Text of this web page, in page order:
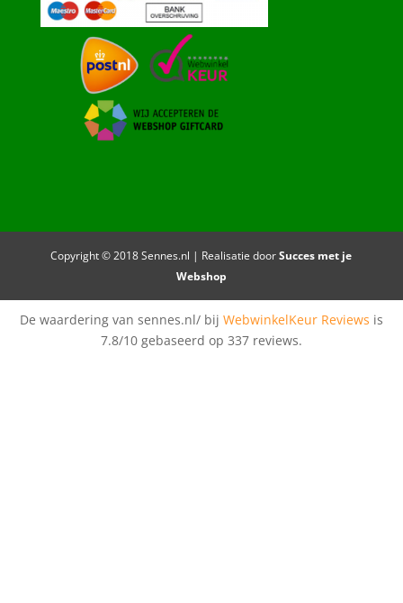
Copyright © 2018 Sennes.nl | Realisatie doorSucces met je
Webshop
De waardering van sennes.nl/ bij WebwinkelKeur Reviews is
7.8/10 gebaseerd op 337 reviews.